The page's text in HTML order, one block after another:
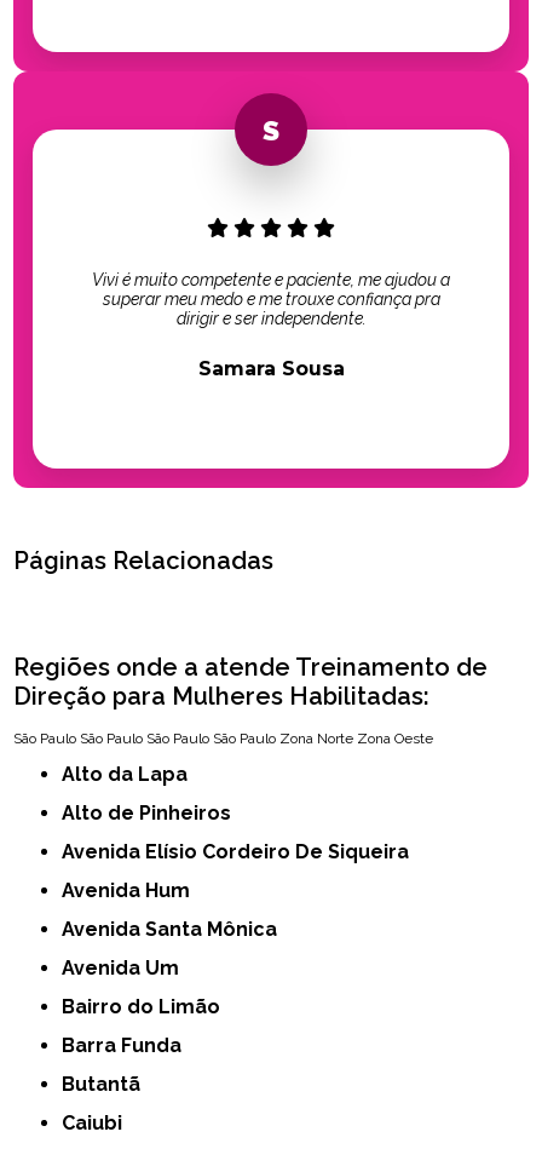
Vivi é muito competente e paciente, me ajudou a
superar meu medo e me trouxe confiança pra
dirigir e ser independente.
Samara Sousa
Páginas Relacionadas
Regiões onde a atende Treinamento de
Direção para Mulheres Habilitadas:
São Paulo São Paulo São Paulo São Paulo Zona Norte Zona Oeste
Alto da Lapa
Alto de Pinheiros
Avenida Elísio Cordeiro De Siqueira
Avenida Hum
Avenida Santa Mônica
Avenida Um
Bairro do Limão
Barra Funda
Butantã
Caiubi